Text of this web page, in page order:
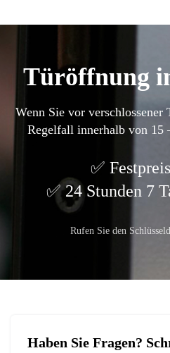
Türöffnung
Wenn Sie vor
Regelfall innerhalb von 15
24 Stunden 7
Rufen Sie den
Haben Sie Fragen?